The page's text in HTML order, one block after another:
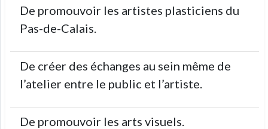
De promouvoir les artistes plasticiens du
Pas-de-Calais.
De créer des échanges au sein même de
l’atelier entre le public et l’artiste.
De promouvoir les arts visuels.